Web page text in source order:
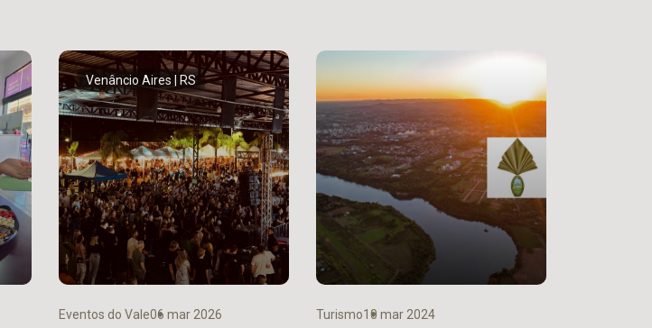
Venâncio Aires | RS
Eventos do Vale06 mar 2026 Turismo10 mar 2024